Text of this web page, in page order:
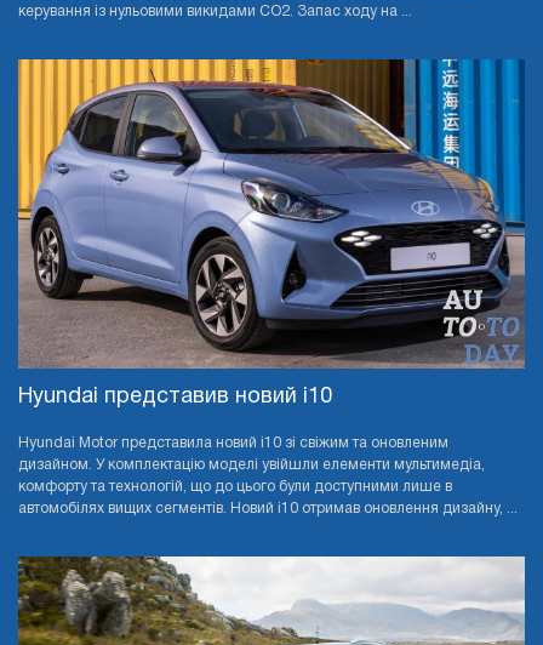
керування із нульовими викидами CO2. Запас ходу на ...
Hyundai представив новий i10
Hyundai Motor представила новий i10 зі свіжим та оновленим
дизайном. У комплектацію моделі увійшли елементи мультимедіа,
комфорту та технологій, що до цього були доступними лише в
автомобілях вищих сегментів. Новий i10 отримав оновлення дизайну, ...